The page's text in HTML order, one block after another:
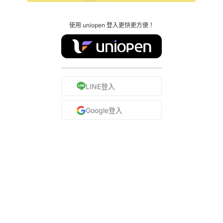
使用 uniopen 登入更快更方便！
LINE登入
Google登入